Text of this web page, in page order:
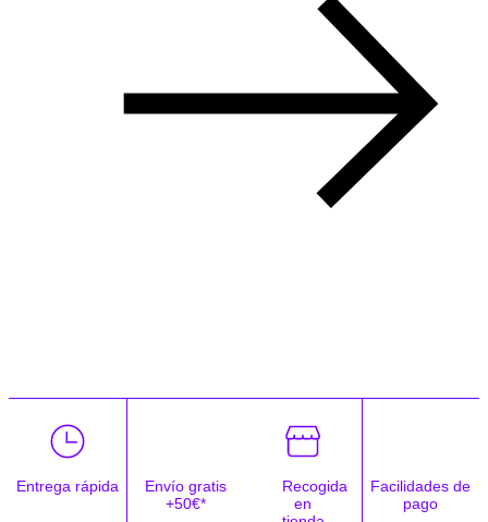
Entrega rápida
Envío gratis
+50€*
Recogida
en
Facilidades de
pago